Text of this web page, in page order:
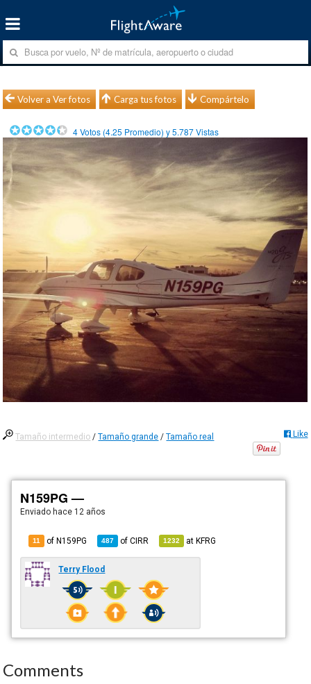
Volver a Ver fotos Carga tus fotos Compártelo
4Votos (4.25 Promedio) y5.787Vistas
Tamaño intermedio /Tamaño grande /Tamaño real Like
N159PG —
Enviado hace 12 años
11 of N159PG 487 ofCIRR 1232 atKFRG
Terry Flood
Comments